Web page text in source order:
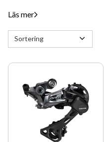
mycket mer. Vare sig du
framhjul, bakväxel,
bromsbelägg eller något
varumärken som Shimano,
flera här!
Läs mer
Välj sortering